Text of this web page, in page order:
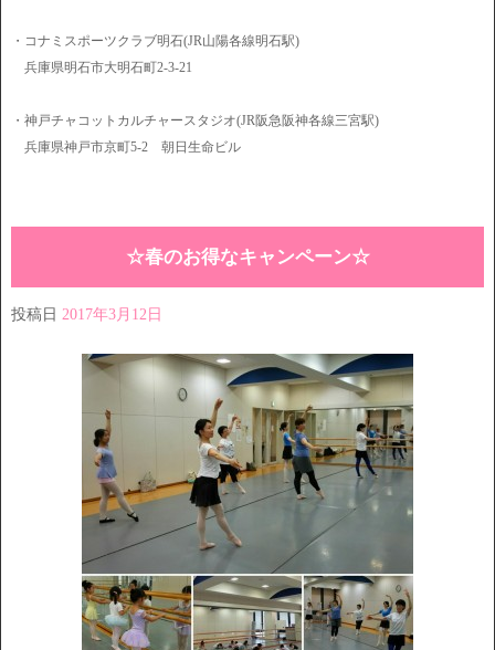
・コナミスポーツクラブ明石(JR山陽各線明石駅)
兵庫県明石市大明石町2-3-21
・神戸チャコットカルチャースタジオ(JR阪急阪神各線三宮駅)
兵庫県神戸市京町5-2 朝日生命ビル
☆春のお得なキャンペーン☆
投稿日 2017年3月12日